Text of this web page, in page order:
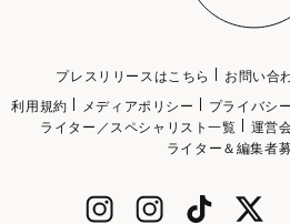
プレスリリースはこちら お問い合
利用規約
メディアポリシー プライバシ
ライター／スペシャリスト一覧
運営
ライター＆編集者